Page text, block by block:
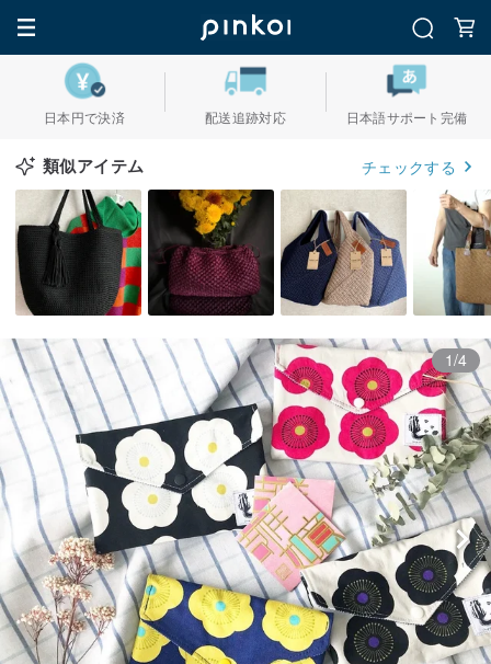
日本円で決済 配送追跡対応 日本語サポート完備
類似アイテム チェックする
1/4